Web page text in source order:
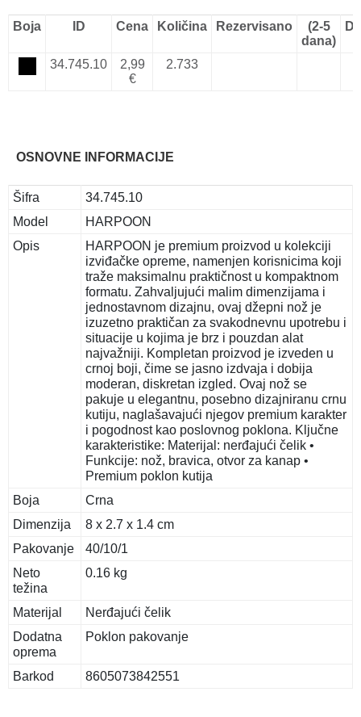
Boja ID Cena Količina Rezervisano
(2-5
dana)
34.745.10
2,99
€
2.733
OSNOVNE INFORMACIJE
Šifra
34.745.10
Model
HARPOON
Opis
HARPOON je premium proizvod u kolekciji
izviđačke opreme, namenjen korisnicima koji
traže maksimalnu praktičnost u kompaktnom
formatu. Zahvaljujući malim dimenzijama i
jednostavnom dizajnu, ovaj džepni nož je
izuzetno praktičan za svakodnevnu upotrebu i
situacije u kojima je brz i pouzdan alat
najvažniji. Kompletan proizvod je izveden u
crnoj boji, čime se jasno izdvaja i dobija
moderan, diskretan izgled. Ovaj nož se
pakuje u elegantnu, posebno dizajniranu crnu
kutiju, naglašavajući njegov premium karakter
i pogodnost kao poslovnog poklona. Ključne
karakteristike: Materijal: nerđajući čelik •
Funkcije: nož, bravica, otvor za kanap •
Premium poklon kutija
Boja
Crna
Dimenzija
8 x 2.7 x 1.4 cm
Pakovanje
40/10/1
Neto
težina
0.16 kg
Materijal
Nerđajući čelik
Dodatna
oprema
Poklon pakovanje
Barkod 8605073842551